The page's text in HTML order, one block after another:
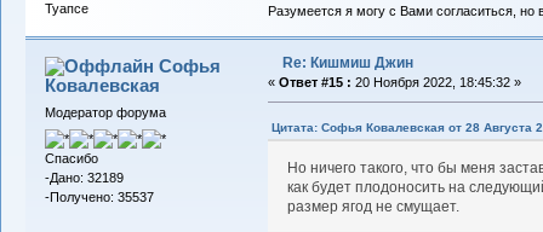
Туапсе
Разумеется я могу с Вами согласиться,
Софья
Ковалевская
Модератор форума
Спасибо
-Дано: 32189
-Получено: 35537
Re: Кишмиш Джин
« Ответ #15 : 20 Ноября 2022, 18:45:32 »
Цитата: Софья Ковалевская от 28 Августа
Но ничего такого, что бы меня
как будет плодоносить на
размер ягод не смущает.